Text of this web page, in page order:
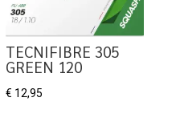
TECNIFIBRE 305
GREEN 120
€ 12,95